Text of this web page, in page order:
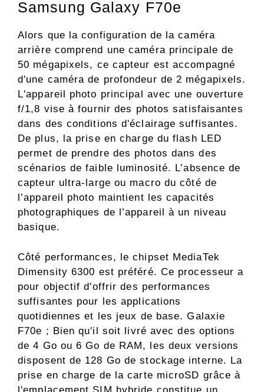
Samsung Galaxy F70e
Alors que la configuration de la caméra
arrière comprend une caméra principale de
50 mégapixels, ce capteur est accompagné
d'une caméra de profondeur de 2 mégapixels.
L'appareil photo principal avec une ouverture
f/1,8 vise à fournir des photos satisfaisantes
dans des conditions d'éclairage suffisantes.
De plus, la prise en charge du flash LED
permet de prendre des photos dans des
scénarios de faible luminosité. L’absence de
capteur ultra-large ou macro du côté de
l’appareil photo maintient les capacités
photographiques de l’appareil à un niveau
basique.
Côté performances, le chipset MediaTek
Dimensity 6300 est préféré. Ce processeur a
pour objectif d'offrir des performances
suffisantes pour les applications
quotidiennes et les jeux de base. Galaxie
F70e ; Bien qu'il soit livré avec des options
de 4 Go ou 6 Go de RAM, les deux versions
disposent de 128 Go de stockage interne. La
prise en charge de la carte microSD grâce à